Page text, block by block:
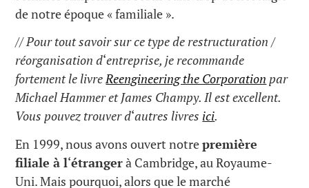
de notre époque « familiale ».
// Pour tout savoir sur ce type de restructuration /
réorganisation d‘entreprise, je recommande
fortement le livreReengineering the Corporation par
Michael Hammer et James Champy. Il est excellent.
Vous pouvez trouver d‘autres livres ici.
En 1999, nous avons ouvert notrepremière
filiale à l‘étrangerà Cambridge, au Royaume-
Uni. Mais pourquoi, alors que le marché